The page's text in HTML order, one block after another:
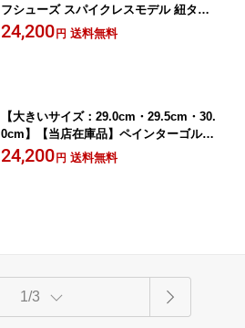
フシューズ スパイクレスモデル 紐タイ
プ レースタイプ 40058 Reserve Classic
SLシリーズ 〈PAYNTR GOLF〉
24,200 円 送料無料
【大きいサイズ：29.0cm・29.5cm・30.
0cm】【当店在庫品】ペインターゴルフ
ゴルフシューズ スパイクレスモデル 紐
タイプ レースタイプ 40058 Reserve Cl
24,200 円 送料無料
1/3